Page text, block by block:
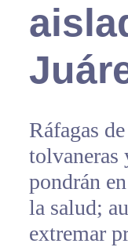
Ráfagas
tolvaneras
pondrán
la salud;
extremar